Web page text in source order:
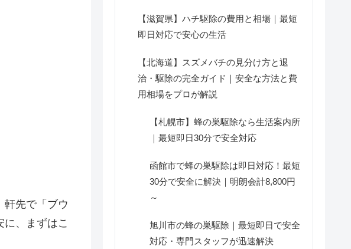
軒先で「ブウ
、まずはこ
【滋賀県】ハチ駆除の費用と相場｜最短
即日対応で安心の生活
【北海道】スズメバチの見分け方と退
治・駆除の完全ガイド｜安全な方法と費
用相場をプロが解説
【札幌市】蜂の巣駆除なら生活案内所
｜最短即日30分で安全対応
函館市で蜂の巣駆除は即日対応！最短
30分で安全に解決｜明朗会計8,800円
～
旭川市の蜂の巣駆除｜最短即日で安全
対応・専門スタッフが迅速解決